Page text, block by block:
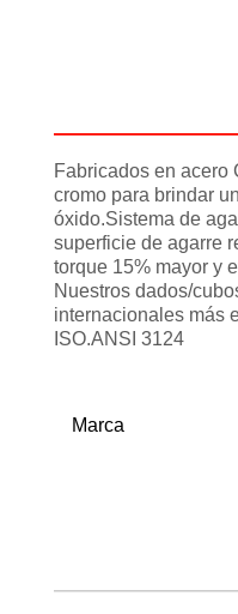
Fabricados en acero
cromo para brindar
óxido.Sistema de
superficie de agarre
torque 15% mayor y
Nuestros dados/
internacionales más
ISO.ANSI 3124
Marca